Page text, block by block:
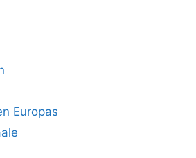
Europas